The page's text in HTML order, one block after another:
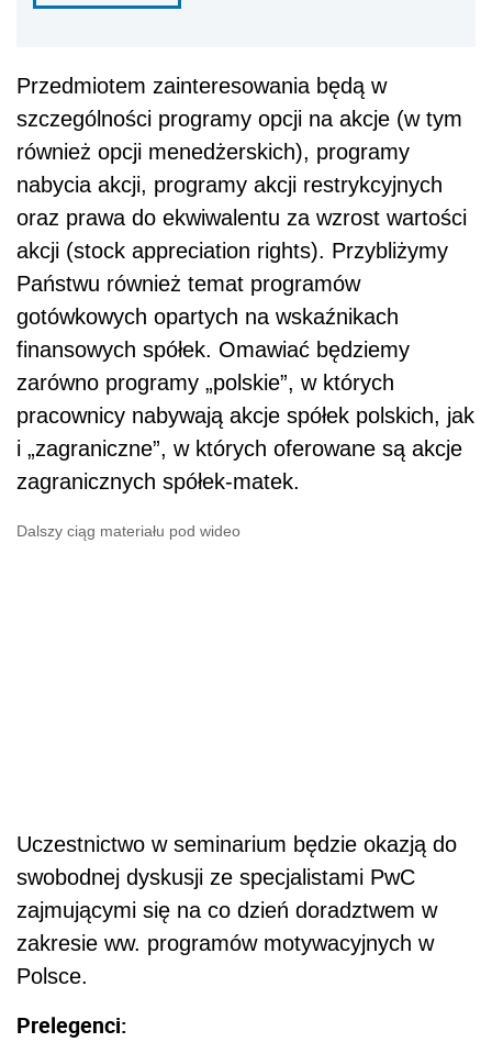
Przedmiotem zainteresowania będą w
szczególności programy opcji na akcje (w tym
również opcji menedżerskich), programy
nabycia akcji, programy akcji restrykcyjnych
oraz prawa do ekwiwalentu za wzrost wartości
akcji (stock appreciation rights). Przybliżymy
Państwu również temat programów
gotówkowych opartych na wskaźnikach
finansowych spółek. Omawiać będziemy
zarówno programy „polskie”, w których
pracownicy nabywają akcje spółek polskich, jak
i „zagraniczne”, w których oferowane są akcje
zagranicznych spółek-matek.
Dalszy ciąg materiału pod wideo
Uczestnictwo w seminarium będzie okazją do
swobodnej dyskusji ze specjalistami PwC
zajmującymi się na co dzień doradztwem w
zakresie ww. programów motywacyjnych w
Polsce.
Prelegenci: